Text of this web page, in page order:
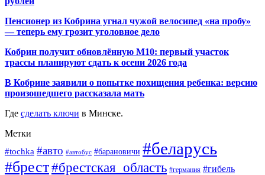
Пенсионер из Кобрина угнал чужой велосипед «на пробу»
— теперь ему грозит уголовное дело
Кобрин получит обновлённую М10: первый участок
трассы планируют сдать к осени 2026 года
В Кобрине заявили о попытке похищения ребенка: версию
произошедшего рассказала мать
Где сделать ключи в Минске.
Метки
#tochka #авто #автобус #барановичи #беларусь
#брест#брестская_область #германия #гибель